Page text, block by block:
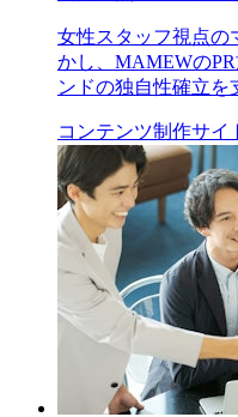
女性スタッフ視点の
かし、MAMEWの
ンドの独自性確立を
コンテンツ制作サイ